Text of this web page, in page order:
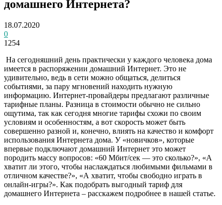
домашнего Интернета?
18.07.2020
0
1254
На сегодняшний день практически у каждого человека дома
имеется в распоряжении домашний Интернет. Это не
удивительно, ведь в сети можно общаться, делиться
событиями, за пару мгновений находить нужную
информацию. Интернет-провайдеры предлагают различные
тарифные планы. Разница в стоимости обычно не сильно
ощутима, так как сегодня многие тарифы схожи по своим
условиям и особенностям, а вот скорость может быть
совершенно разной и, конечно, влиять на качество и комфорт
использования Интернета дома. У «новичков», которые
впервые подключают домашний Интернет это может
породить массу вопросов: «60 Мбит/сек — это сколько?», «А
хватит ли этого, чтобы наслаждаться любимыми фильмами в
отличном качестве?», «А хватит, чтобы свободно играть в
онлайн-игры?». Как подобрать выгодный тариф для
домашнего Интернета – расскажем подробнее в нашей статье.